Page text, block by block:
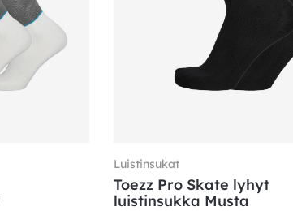
Luistinsukat
Toezz Pro Skate lyhyt
luistinsukka Musta